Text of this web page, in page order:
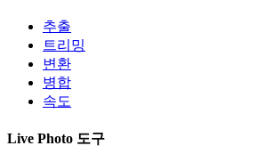
추출
트리밍
변환
병합
속도
Live Photo 도구